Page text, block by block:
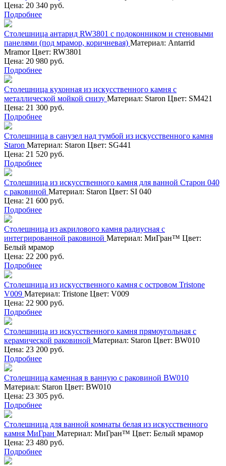
Цена: 20 340 руб.
Подробнее
Столешница антарид RW3801 с подоконником и стеновыми
панелями (под мрамор, коричневая) Материал: Antarrid
MramorЦвет: RW3801
Цена: 20 980 руб.
Подробнее
Столешница кухонная из искусственного камня с
металлической мойкой снизу Материал: Staron Цвет: SM421
Цена: 21 300 руб.
Подробнее
Столешница в санузел над тумбой из искусственного камня
Staron Материал: Staron Цвет: SG441
Цена: 21 520 руб.
Подробнее
Столешница из искусственного камня для ванной Старон 040
с раковиной Материал: Staron Цвет: SI 040
Цена: 21 600 руб.
Подробнее
Столешница из акрилового камня радиусная с
интегрированной раковиной Материал: МиГран™ Цвет:
Белый мрамор
Цена: 22 200 руб.
Подробнее
Столешница из искусственного камня с островом Tristone
V009 Материал: Tristone Цвет: V009
Цена: 22 900 руб.
Подробнее
Столешница из искусственного камня прямоугольная с
керамической раковиной Материал: Staron Цвет: BW010
Цена: 23 200 руб.
Подробнее
Столешница каменная в ванную с раковиной BW010
Материал: Staron Цвет: BW010
Цена: 23 305 руб.
Подробнее
Столешница для ванной комнаты белая из искусственного
камня МиГран Материал: МиГран™ Цвет: Белый мрамор
Цена: 23 480 руб.
Подробнее